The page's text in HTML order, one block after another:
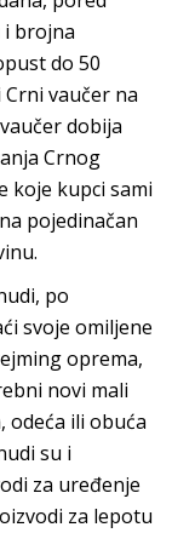
brojna
do 50
vaučer na
dobija
Crnog
koje kupci sami
pojedinačan
po
svoje omiljene
oprema,
novi mali
odeća ili obuća
su i
za uređenje
za lepotu